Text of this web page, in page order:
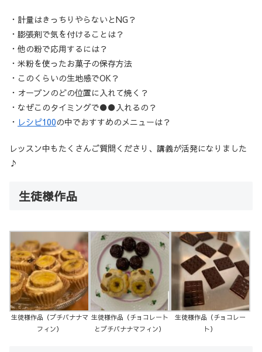
・計量はきっちりやらないとNG？
・膨張剤で気を付けることは？
・他の粉で応用するには？
・米粉を使ったお菓子の保存方法
・このくらいの生地感でOK？
・オーブンのどの位置に入れて焼く？
・なぜこのタイミングで●●入れるの？
・ レシピ100の中でおすすめのメニューは？
レッスン中もたくさんご質問くださり、講義が活発になりました
♪
生徒様作品
生徒様作品（プチバナナマ
フィン）
生徒様作品（チョコレート
とプチバナナマフィン）
生徒様作品（チョコレー
ト）